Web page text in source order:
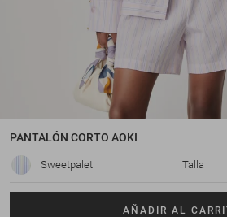
PANTALÓN CORTO AOKI
Sweetpalet Talla
AÑADIR AL